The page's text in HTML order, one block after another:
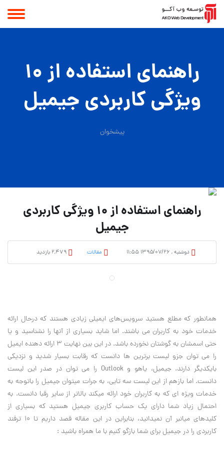
راهنمای استفاده از ۱۰
ویژگی کاربردی جیمیل
پیشخوان
راهنمای استفاده از ۱۰ ویژگی کاربردی
جیمیل
دوشنبه , ۱۳۹۵/۰۷/۲۶ ۱۱:۵۵ مقالات
همانطور که مطلع هستید سرویس‌های ایمیلی زیادی هستند که درحال ارائه
خدمات خود به کاربران می باشند. اما شاید بسیاری از آنها را نشناسید و یا
حتی اسمشان به گوشتان نخورده باشد. در این بین نهایت ۳ ارائه دهنده ایمیل
را می توان جزو لیست برترین ها دانست که رقابت بسیار شدید و نزدیکی
بایکدیگر دارند. جیمیل، یاهو و Outlook را می توان در صدر این لیست
دانست. اما بازهم از این لیست سه تایی، به جرات میتوان جیمیل را باتوجه به
خدمات ویژه ای که به کاربران خود ارائه میکند بالاتر از سایر رقبا دانست. به
احتمال زیاد شما دارای یک حساب کاربری جیمیل هستید که بسیاری از
کلیدهای میانبر آن نمیدانید، بنابراین در این مقاله قصد داریم تا ۱۰ ترفند
کاربردی را در جیمیل برای شما بازگو کنیم با ما همراه باشید :